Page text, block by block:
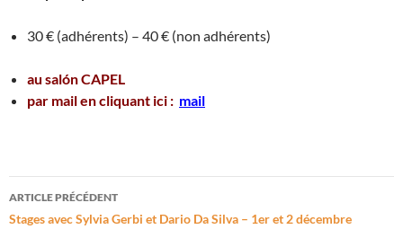
30 € (adhérents) – 40 € (non adhérents)
au salón CAPEL
par mail en cliquant ici : mail
Navigation
des
ARTICLE PRÉCÉDENT
Stages avec Sylvia Gerbi et Dario Da Silva – 1er et 2 décembre